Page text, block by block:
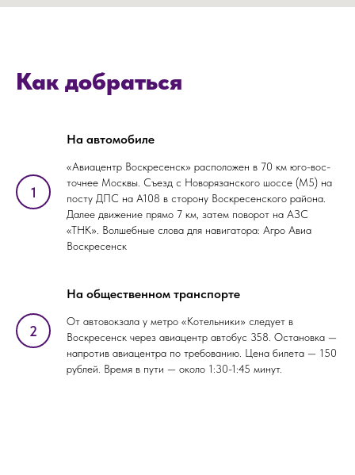
Как добраться
На автомобиле
«Авиацентр Воскресенск» расположен в 70 км юго-вос­
точ­нее Моск­вы. Съезд с Ново­ря­занс­ко­го шос­се (М5) на
посту ДПС на А108 в сторону Воскресенского района.
Далее движение прямо 7 км, затем поворот на АЗС
«ТНК». Волшебные слова для навигатора: Агро Авиа
Воскресенск
На общественном транспорте
От автовокзала у метро «Котельники» следует в
Воскресенск через авиацентр автобус 358. Остановка —
напротив авиацентра по требованию. Цена билета — 150
рублей. Время в пути — около 1:30-1:45 минут.